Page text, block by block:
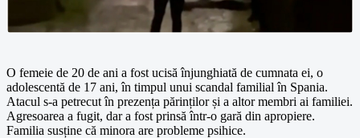
O femeie de 20 de ani a fost ucisă înjunghiată de cumnata ei, o
adolescentă de 17 ani, în timpul unui scandal familial în Spania.
Atacul s-a petrecut în prezența părinților și a altor membri ai familiei.
Agresoarea a fugit, dar a fost prinsă într-o gară din apropiere.
Familia susține că minora are probleme psihice.